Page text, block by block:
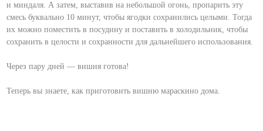
и миндаля. А затем, выставив на небольшой огонь, пропарить эту
смесь буквально 10 минут, чтобы ягодки сохранились целыми. Тогда
их можно поместить в посудину и поставить в холодильник, чтобы
сохранить в целости и сохранности для дальнейшего использования.
Через пару дней — вишня готова!
Теперь вы знаете, как приготовить вишню мараскино дома.